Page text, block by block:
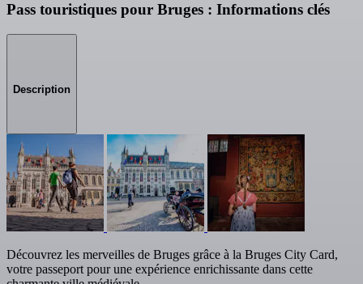
Pass touristiques pour Bruges : Informations clés
Description
Découvrez les merveilles de Bruges grâce à la Bruges City Card,
votre passeport pour une expérience enrichissante dans cette